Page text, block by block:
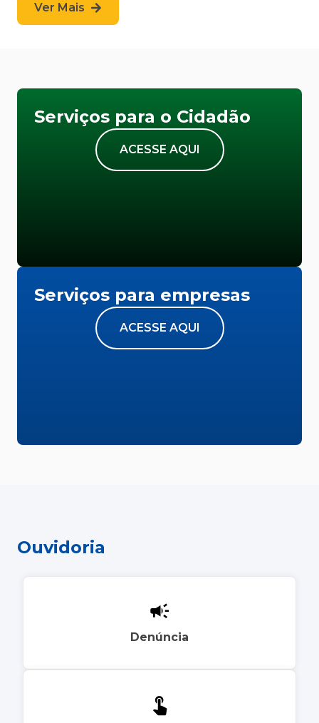
Ver Mais
Serviços para o Cidadão
ACESSE AQUI
Serviços para empresas
ACESSE AQUI
Ouvidoria
Denúncia